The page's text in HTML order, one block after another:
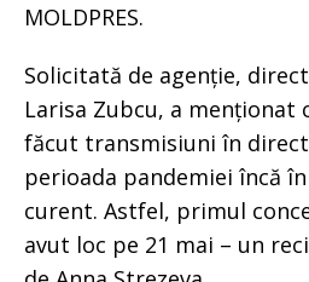
MOLDPRES.
Solicitată de agenție,
Larisa Zubcu, a menționat
făcut transmisiuni în
perioada pandemiei încă
curent. Astfel, primul
avut loc pe 21 mai – un